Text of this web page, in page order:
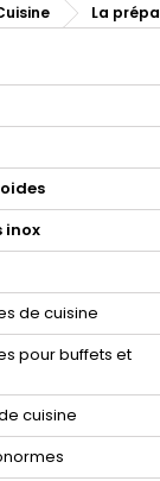
La
inox
de cuisine
pour buffets et
cuisine